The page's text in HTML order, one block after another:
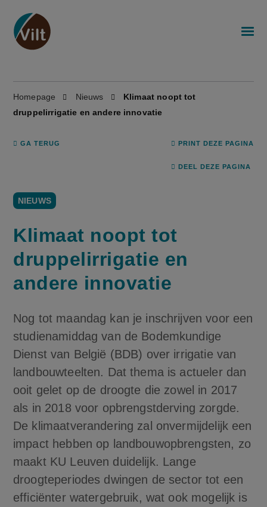
Homepage Nieuws
Klimaat noopt tot
druppelirrigatie en andere innovatie
GA TERUG PRINT DEZE PAGINA
DEEL DEZE PAGINA
NIEUWS
Klimaat noopt tot
druppelirrigatie en
andere innovatie
Nog tot maandag kan je inschrijven voor een
studienamiddag van de Bodemkundige
Dienst van België (BDB) over irrigatie van
landbouwteelten. Dat thema is actueler dan
ooit gelet op de droogte die zowel in 2017
als in 2018 voor opbrengstderving zorgde.
De klimaatverandering zal onvermijdelijk een
impact hebben op landbouwopbrengsten, zo
maakt KU Leuven duidelijk. Lange
droogteperiodes dwingen de sector tot een
efficiënter watergebruik, wat ook mogelijk is